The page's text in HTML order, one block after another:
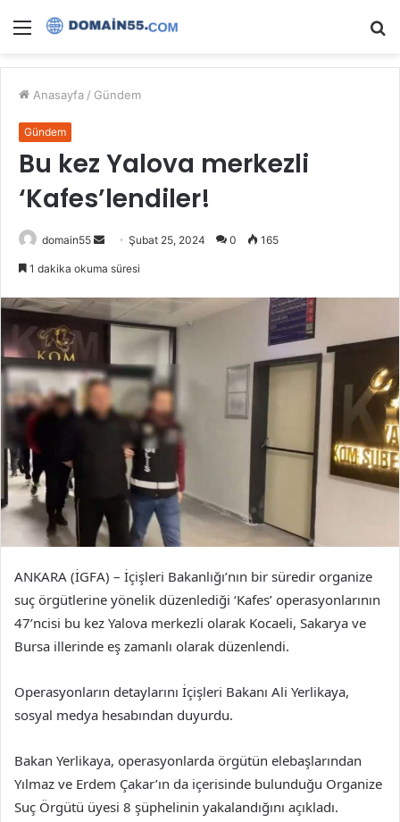
Menü
Anasayfa / Gündem
Gündem
Bu kez Yalova merkezli
‘Kafes’lendiler!
domain55
Bir
göndermek
Şubat 25, 2024 0 165
1 dakika okuma süresi
ANKARA (İGFA) – İçişleri Bakanlığı’nın bir süredir organize
suç örgütlerine yönelik düzenlediği ‘Kafes’ operasyonlarının
47’ncisi bu kez Yalova merkezli olarak Kocaeli, Sakarya ve
Bursa illerinde eş zamanlı olarak düzenlendi.
Operasyonların detaylarını İçişleri Bakanı Ali Yerlikaya,
sosyal medya hesabından duyurdu.
Bakan Yerlikaya, operasyonlarda örgütün elebaşlarından
Yılmaz ve Erdem Çakar’ın da içerisinde bulunduğu Organize
Suç Örgütü üyesi 8 şüphelinin yakalandığını açıkladı.